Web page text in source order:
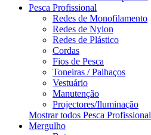
Pesca Profissional
Redes de Monofilamento
Redes de Nylon
Redes de Plástico
Cordas
Fios de Pesca
Toneiras / Palhaços
Vestuário
Manutenção
Projectores/Iluminação
Mostrar todos Pesca Profissional
Mergulho